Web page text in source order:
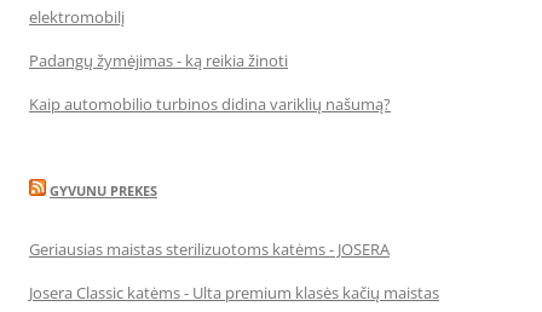
elektromobilį
Padangų žymėjimas - ką reikia žinoti
Kaip automobilio turbinos didina variklių našumą?
GYVUNU PREKES
Geriausias maistas sterilizuotoms katėms - JOSERA
Josera Classic katėms - Ulta premium klasės kačių maistas